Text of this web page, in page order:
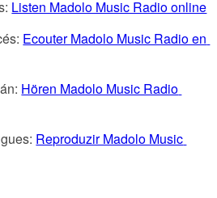
Listen Madolo Music Radio online
Ecouter Madolo Music Radio en
Hören Madolo Music Radio
Reproduzir Madolo Music